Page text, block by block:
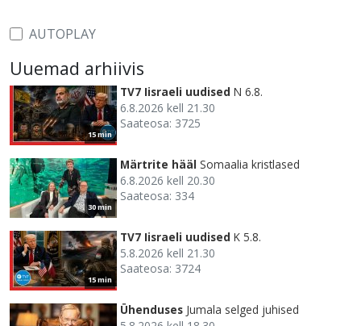
AUTOPLAY
Uuemad arhiivis
15 min
TV7 Iisraeli uudised N 6.8.
6.8.2026 kell 21.30
Saateosa: 3725
30 min
Märtrite hääl Somaalia kristlased
6.8.2026 kell 20.30
Saateosa: 334
15 min
TV7 Iisraeli uudised K 5.8.
5.8.2026 kell 21.30
Saateosa: 3724
Ühenduses Jumala selged juhised